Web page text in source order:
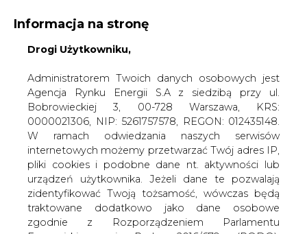
KONTAKT:
WYDAWCA PORTALU:
WYSOKI KONTRAST A A
ZALOGUJ SIĘ
Informacja na stronę
Drogi Użytkowniku,
Administratorem Twoich danych osobowych jest
Agencja Rynku Energii S.A z siedzibą przy ul.
Bobrowieckiej 3, 00-728 Warszawa, KRS:
0000021306, NIP: 5261757578, REGON: 012435148.
W ramach odwiedzania naszych serwisów
internetowych możemy przetwarzać Twój adres IP,
pliki cookies i podobne dane nt. aktywności lub
urządzeń użytkownika. Jeżeli dane te pozwalają
zidentyfikować Twoją tożsamość, wówczas będą
traktowane dodatkowo jako dane osobowe
zgodnie z Rozporządzeniem Parlamentu